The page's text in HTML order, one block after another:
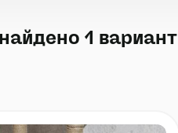
1 вариант